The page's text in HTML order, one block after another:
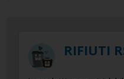
RIFIUTI